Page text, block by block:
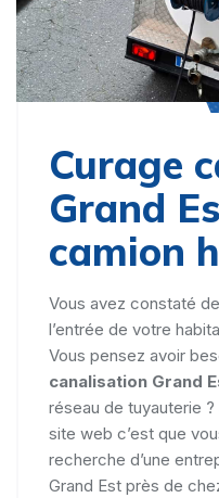
Curage
Grand
camion
Vous avez constaté
l’entrée de votre
Vous pensez avoir
canalisation Grand
réseau de tuyauterie
site web c’est que
recherche d’une
Grand Est près de